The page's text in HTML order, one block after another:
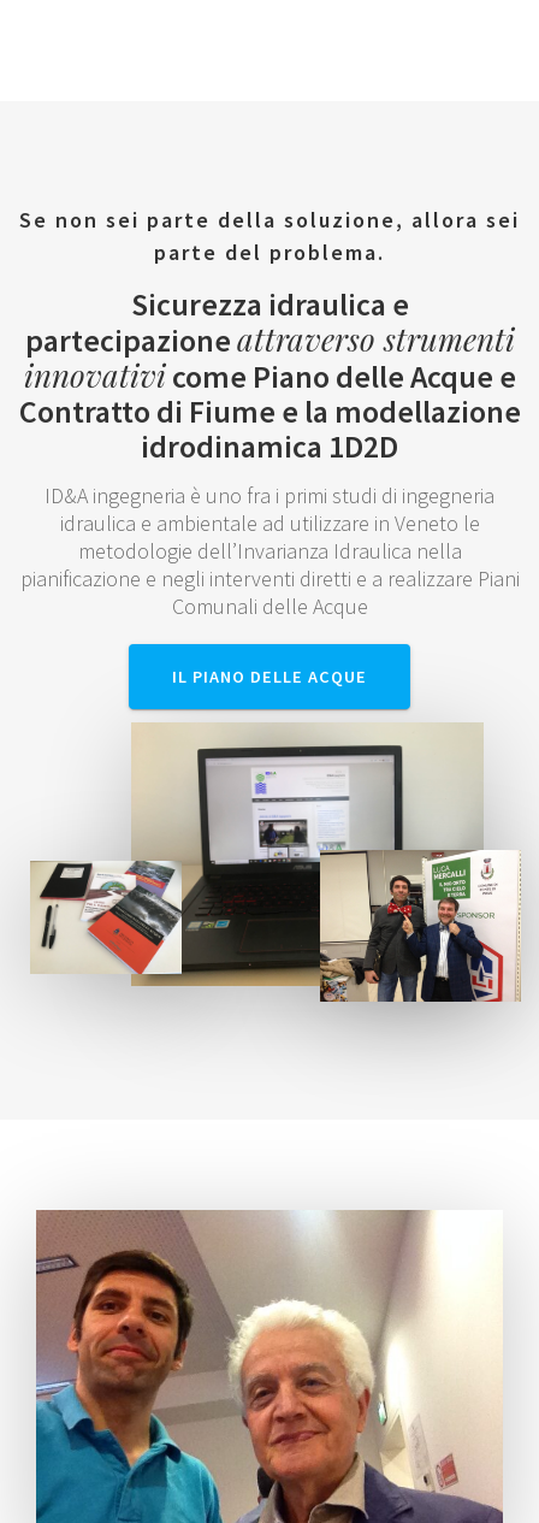
Se non sei parte della soluzione, allora sei
parte del problema.
Sicurezza idraulica e
partecipazioneattraverso strumenti
innovativicome Piano delle Acque e
Contratto di Fiume e la modellazione
idrodinamica 1D2D
ID&A ingegneria è uno fra i primi studi di ingegneria
idraulica e ambientale ad utilizzare in Veneto le
metodologie dell’Invarianza Idraulica nella
pianificazione e negli interventi diretti e a realizzare Piani
Comunali delle Acque
IL PIANO DELLE ACQUE